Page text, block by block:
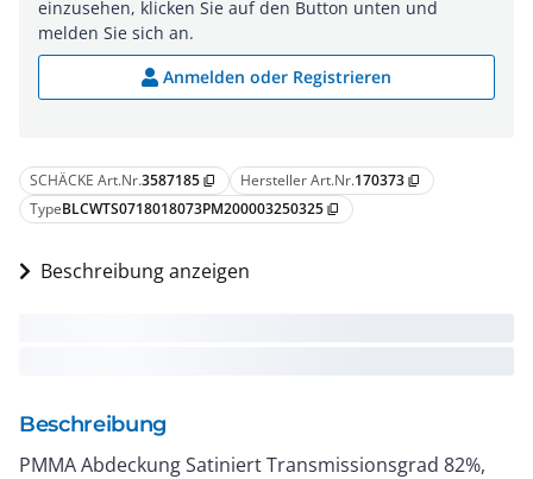
SCHÄCKE Art.Nr.3587185 content_copy Hersteller Art.Nr.170373 content_copy
TypeBLCWTS0718018073PM200003250325 content_copy
Beschreibung anzeigen
Beschreibung
PMMA Abdeckung Satiniert Transmissionsgrad 82%,
einzusehen, klicken Sie auf den Button unten und
melden Sie sich an.
Anmelden oder Registrieren